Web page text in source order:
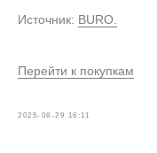
Источник: BURO.
Перейти к покупкам
2025-08-29 16:11